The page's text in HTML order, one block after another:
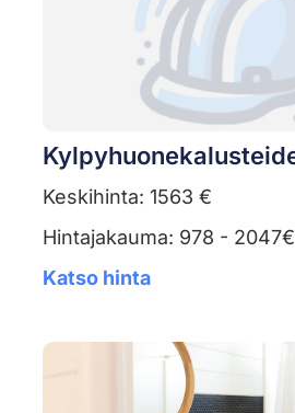
Keskihinta: 1563 €
Hintajakauma: 978 - 2047€
Katso hinta